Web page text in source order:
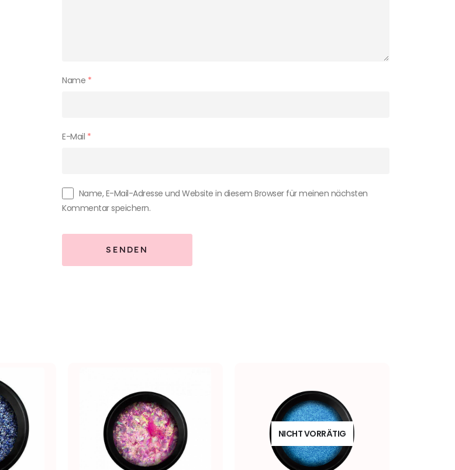
Name *
E-Mail *
Name, E-Mail-Adresse und Website in diesem Browser für meinen nächsten
Kommentar speichern.
NICHT VORRÄTIG